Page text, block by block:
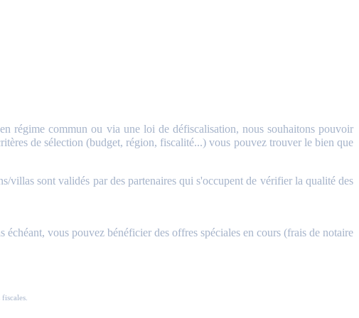
régime commun ou via une loi de défiscalisation, nous souhaitons pouvoir
de sélection (budget, région, fiscalité...) vous pouvez trouver le bien que
sont validés par des partenaires qui s'occupent de vérifier la qualité des
vous pouvez bénéficier des offres spéciales en cours (frais de notaire